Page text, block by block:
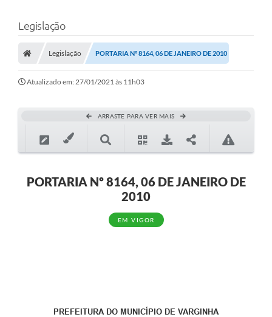
Legislação
Legislação PORTARIA Nº 8164, 06 DE JANEIRO DE 2010
Atualizado em: 27/01/2021 às 11h03
ARRASTE PARA VER MAIS
PORTARIA Nº 8164, 06 DE JANEIRO DE
2010
EM VIGOR
PREFEITURA DO MUNICÍPIO DE VARGINHA